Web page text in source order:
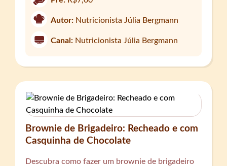
Autor: Nutricionista Júlia Bergmann
Canal: Nutricionista Júlia Bergmann
Brownie de Brigadeiro: Recheado e com
Casquinha de Chocolate
Descubra como fazer um brownie de brigadeiro